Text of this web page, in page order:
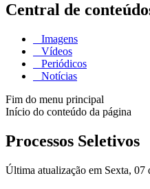
Central de
Imagens
Vídeos
Periódicos
Notícias
Fim do menu principal
Início do conteúdo da página
Processos Seletivos
Última atualização em Sexta,